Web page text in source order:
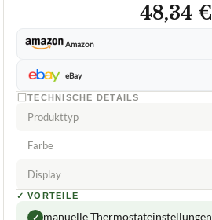
48,34 €
Amazon
eBay
TECHNISCHE DETAILS
Produkttyp
Farbe
Display
✓ VORTEILE
✓ manuelle Thermostateinstellungen